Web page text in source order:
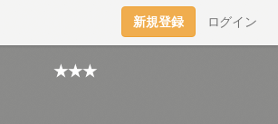
新規登録 ログイン
★★★